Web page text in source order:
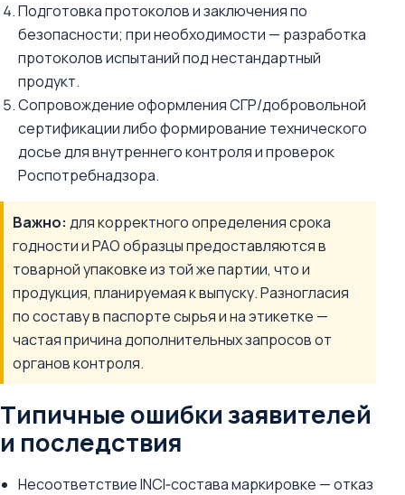
Подготовка протоколов и заключения по
безопасности; при необходимости — разработка
протоколов испытаний под нестандартный
продукт.
Сопровождение оформления СГР/добровольной
сертификации либо формирование технического
досье для внутреннего контроля и проверок
Роспотребнадзора.
Важно: для корректного определения срока
годности и PAO образцы предоставляются в
товарной упаковке из той же партии, что и
продукция, планируемая к выпуску. Разногласия
по составу в паспорте сырья и на этикетке —
частая причина дополнительных запросов от
органов контроля.
Типичные ошибки заявителей
и последствия
Несоответствие INCI‑состава маркировке — отказ